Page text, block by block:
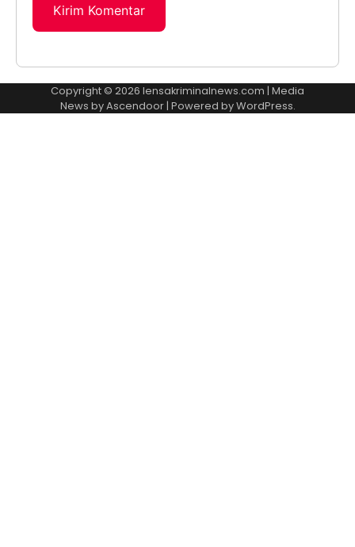
Copyright © 2026 lensakriminalnews.com | Media
News byAscendoor| Powered byWordPress.